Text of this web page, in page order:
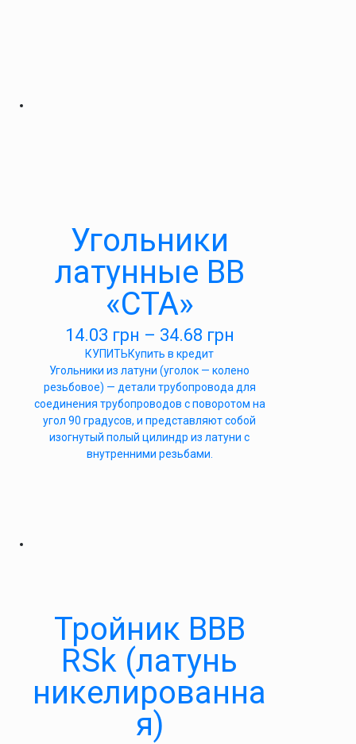
Угольники
латунные ВВ
«СТА»
14.03 грн – 34.68 грн
КУПИТЬКупить в кредит
Угольники из латуни (уголок — колено
резьбовое) — детали трубопровода для
соединения трубопроводов с поворотом на
угол 90 градусов, и представляют собой
изогнутый полый цилиндр из латуни с
внутренними резьбами.
Тройник ВВВ
RSk (латунь
никелированна
я)